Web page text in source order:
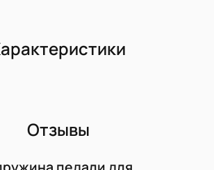
Отзывы